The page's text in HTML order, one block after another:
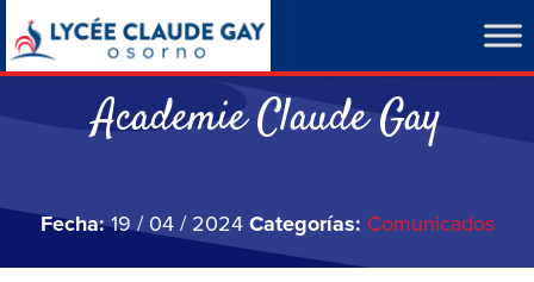
Academie Claude Gay
Fecha:19 / 04 / 2024Categorías: Comunicados